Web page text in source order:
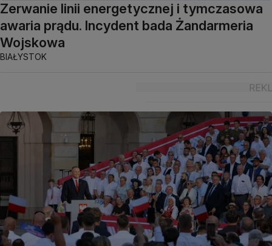
Zerwanie linii energetycznej i tymczasowa
awaria prądu. Incydent bada Żandarmeria
Wojskowa
BIAŁYSTOK